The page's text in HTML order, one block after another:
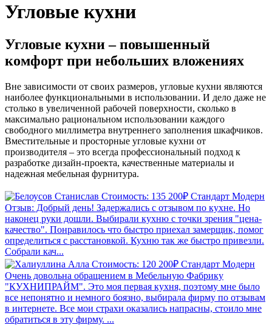
Угловые кухни
Угловые кухни – повышенный
комфорт при небольших вложениях
Вне зависимости от своих размеров, угловые кухни являются
наиболее функциональными в использовании. И дело даже не
столько в увеличенной рабочей поверхности, сколько в
максимально рациональном использовании каждого
свободного миллиметра внутреннего заполнения шкафчиков.
Вместительные и просторные угловые кухни от
производителя – это всегда профессиональный подход к
разработке дизайн-проекта, качественные материалы и
надежная мебельная фурнитура.
Стоимость: 135 200₽ Стандарт Модерн
Отзыв: Добрый день! Задержались с отзывом по кухне. Но
наконец руки дошли. Выбирали кухню с точки зрения "цена-
качество". Понравилось что быстро приехал замерщик, помог
определиться с расстановкой. Кухню так же быстро привезли.
Собрали кач...
Стоимость: 120 200₽ Стандарт Модерн
Очень довольна обращением в Мебельную Фабрику
"КУХНИПРАЙМ". Это моя первая кухня, поэтому мне было
все непонятно и немного боязно, выбирала фирму по отзывам
в интернете. Все мои страхи оказались напрасны, стоило мне
обратиться в эту фирму. ...